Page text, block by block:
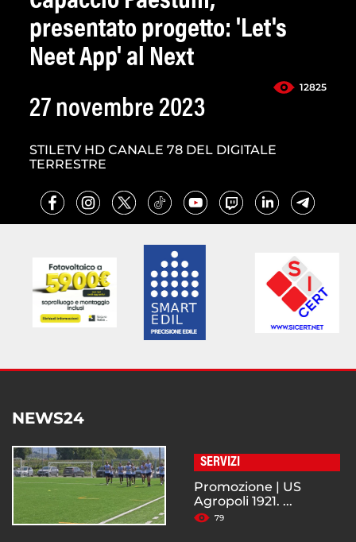
presentato progetto: 'Let's
Neet App' al Next
12825
27 novembre 2023
STILETV HD CANALE 78 DEL DIGITALE
TERRESTRE
NEWS24
SERVIZI
Promozione | US
Agropoli 1921. ...
79